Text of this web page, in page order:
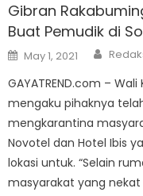
Gibran
Buat Pemudik di
Posted
on
May 1, 2021
GAYATREND.com –
mengaku pihaknya
mengkarantina
Novotel dan Hotel Ibis
lokasi untuk. “Selain
masyarakat yang nekat